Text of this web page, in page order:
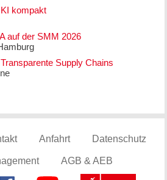
kompakt
auf der SMM 2026
Supply Chains
Anfahrt Datenschutz
AGB & AEB